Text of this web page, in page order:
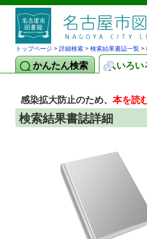
トップページ > 詳細検索 > 検索結果書誌一覧 >
かんたん検索 いろい
感染拡大防止のため、 本を読
検索結果書誌詳細